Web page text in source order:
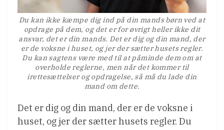
Du kan ikke kæmpe dig ind på din mands børn ved at
opdrage på dem, og det er for øvrigt heller ikke dit
ansvar, det er din mands. Det er dig og din mand, der
er de voksne i huset, og jer der sætter husets regler.
Du kan sagtens være med til at påminde dem om at
overholde reglerne, men når det kommer til
irettesættelser og opdragelse, så må du lade din
mand om dette.
Det er dig og din mand, der er de voksne i
huset, og jer der sætter husets regler. Du